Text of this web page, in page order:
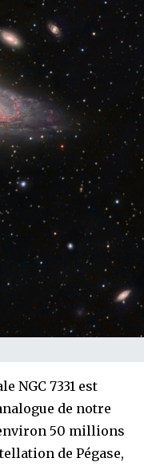
NGC 7331 est
de notre
50 millions
de Pégase,